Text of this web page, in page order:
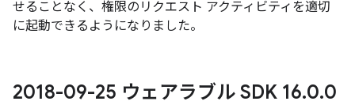
せることなく、権限のリクエスト アクティビティを適切
に起動できるようになりました。
2018-09-25 ウェアラブル SDK 16.0.0